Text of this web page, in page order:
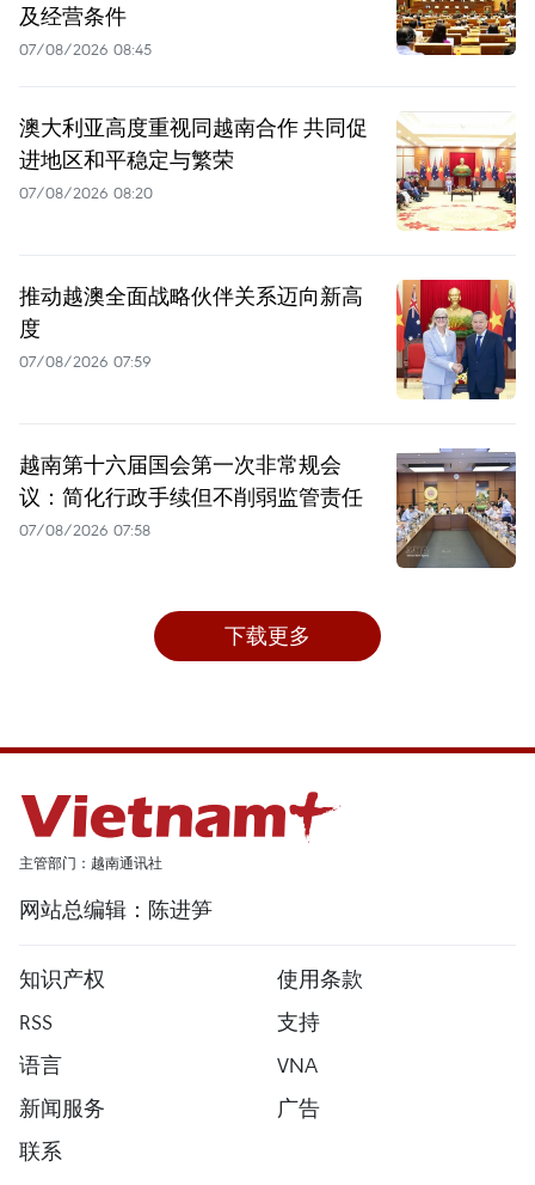
及经营条件
07/08/2026 08:45
澳大利亚高度重视同越南合作 共同促
进地区和平稳定与繁荣
07/08/2026 08:20
推动越澳全面战略伙伴关系迈向新高
度
07/08/2026 07:59
越南第十六届国会第一次非常规会
议：简化行政手续但不削弱监管责任
07/08/2026 07:58
下载更多
主管部门：越南通讯社
网站总编辑：陈进笋
知识产权
使用条款
RSS
支持
语言
VNA
新闻服务
广告
联系